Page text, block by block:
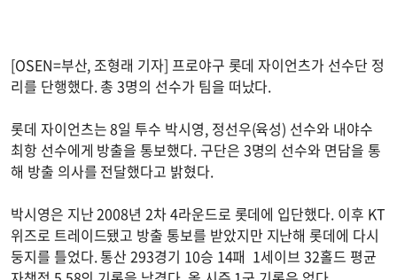
[OSEN=부산, 조형래 기자] 프로야구 롯데 자이언츠가 선수단 정
리를 단행했다. 총 3명의 선수가 팀을 떠났다.
롯데 자이언츠는 8일 투수 박시영, 정선우(육성) 선수와 내야수
최항 선수에게 방출을 통보했다. 구단은 3명의 선수와 면담을 통
해 방출 의사를 전달했다고 밝혔다.
박시영은 지난 2008년 2차 4라운드로 롯데에 입단했다. 이후 KT
위즈로 트레이드됐고 방출 통보를 받았지만 지난해 롯데에 다시
둥지를 틀었다. 통산 293경기 10승 14패 1세이브 32홀드 평균